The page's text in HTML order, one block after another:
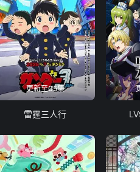
更新至05集
雷霆三人行